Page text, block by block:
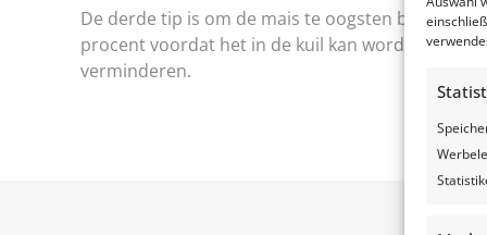
De derde tip is om de mais te oogsten bij het
procent voordat het in de kuil kan worden
verminderen.